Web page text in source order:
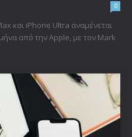
0
και iPhone Ultra αναμένεται
από την Apple, με τον Mark